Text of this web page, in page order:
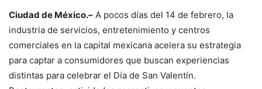
Ciudad de México.– A pocos días del 14 de febrero, la
industria de servicios, entretenimiento y centros
comerciales en la capital mexicana acelera su estrategia
para captar a consumidores que buscan experiencias
distintas para celebrar el Día de San Valentín.